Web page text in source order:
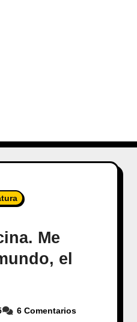
Me
el
6 Comentarios